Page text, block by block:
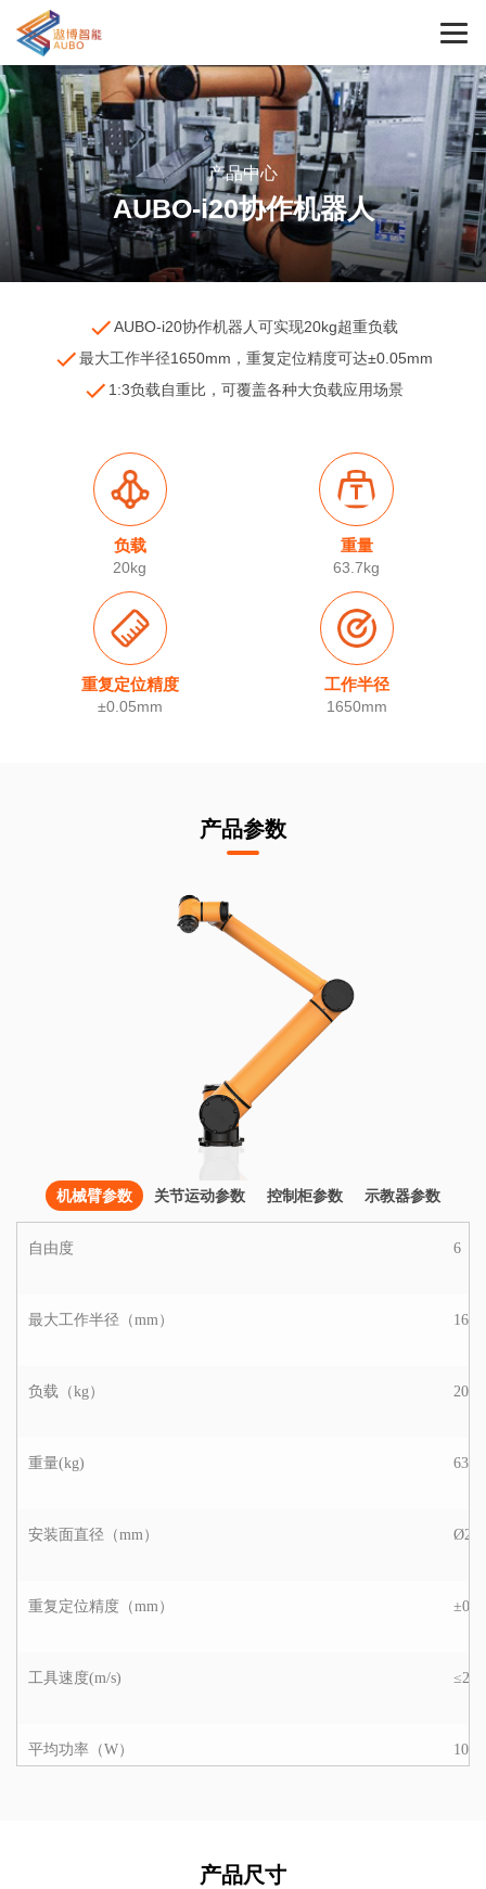
产品中心
AUBO-i20协作机器人
AUBO-i20协作机器人可实现20kg超重负载
最大工作半径1650mm，重复定位精度可达±0.05mm
1:3负载自重比，可覆盖各种大负载应用场景
负载
20kg
重量
63.7kg
重复定位精度
±0.05mm
工作半径
1650mm
产品参数
机械臂参数 关节运动参数 控制柜参数 示教器参数
自由度 6
最大工作半径（mm） 1650
负载（kg） 20
重量(kg) 63.7
安装面直径（mm）
重复定位精度（mm）
工具速度(m/s) ≤2.6
平均功率（W） 1000
产品尺寸